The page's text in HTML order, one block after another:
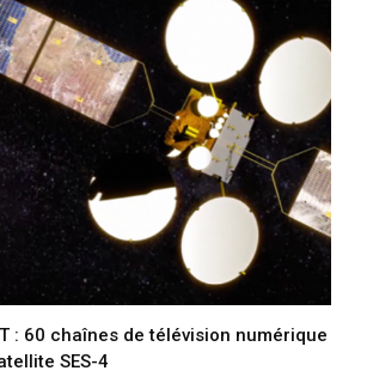
: 60 chaînes de télévision numérique
SES-4